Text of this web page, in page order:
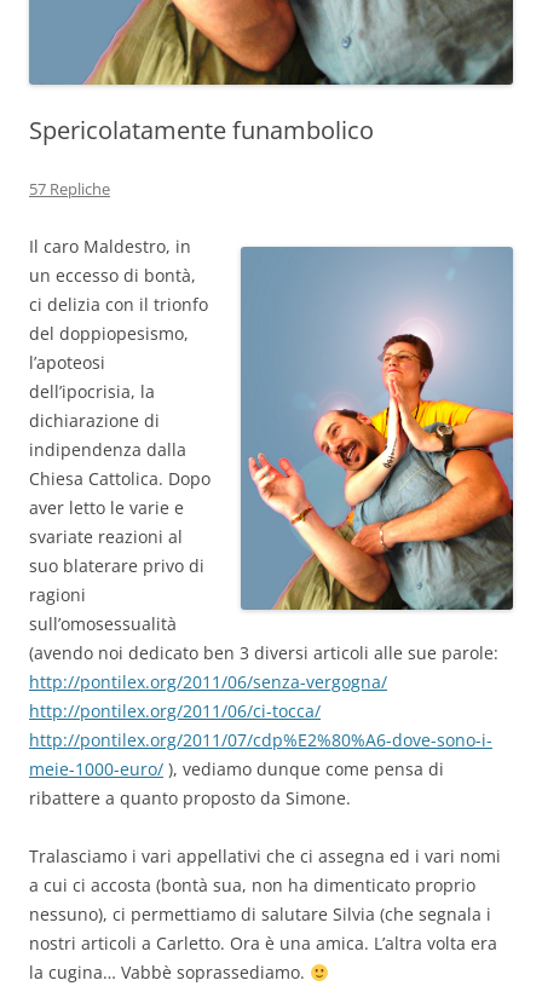
Spericolatamente funambolico
57 Repliche
Il caro Maldestro, in
un eccesso di bontà,
ci delizia con il trionfo
del doppiopesismo,
l’apoteosi
dell’ipocrisia, la
dichiarazione di
indipendenza dalla
Chiesa Cattolica. Dopo
aver letto le varie e
svariate reazioni al
suo blaterare privo di
ragioni
sull’omosessualità
(avendo noi dedicato ben 3 diversi articoli alle sue parole:
http://pontilex.org/2011/06/senza-vergogna/
http://pontilex.org/2011/06/ci-tocca/
http://pontilex.org/2011/07/cdp%E2%80%A6-dove-sono-i-
meie-1000-euro/ ), vediamo dunque come pensa di
ribattere a quanto proposto da Simone.
Tralasciamo i vari appellativi che ci assegna ed i vari nomi
a cui ci accosta (bontà sua, non ha dimenticato proprio
nessuno), ci permettiamo di salutare Silvia (che segnala i
nostri articoli a Carletto. Ora è una amica. L’altra volta era
la cugina… Vabbè soprassediamo.